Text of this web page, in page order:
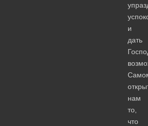
и
дать
нам
то,
что